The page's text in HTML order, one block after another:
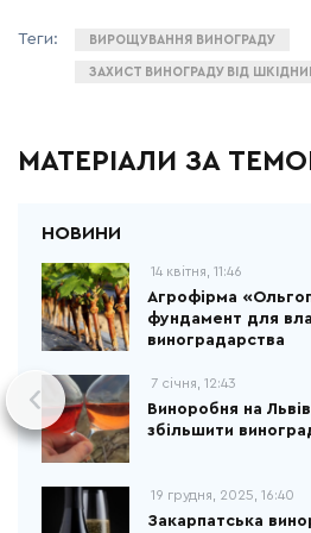
ВИРОЩУВАННЯ ВИНОГРАДУ
ЗАХИСТ ВИНОГРАДУ ВІД
МАТЕРІАЛИ ЗА
14 квітня, 11:46
Агрофірма
фундамент для
виноградарства
7 січня, 12:43
Виноробня на
збільшити
19 грудня, 2025, 16:40
Закарпатська